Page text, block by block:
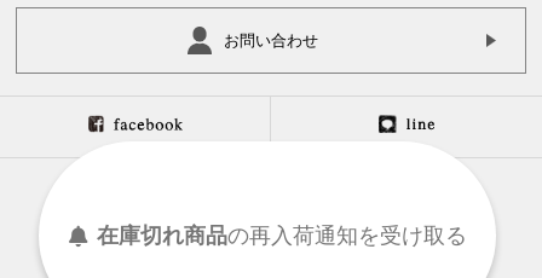
お問い合わせ
在庫切れ商品の再入荷通知を受け取る